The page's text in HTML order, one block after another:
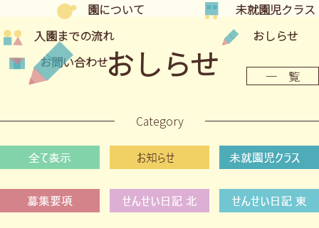
園について
未就園児クラス
入園までの流れ
おしらせ
お問い合わせおしらせ 一 覧
Category